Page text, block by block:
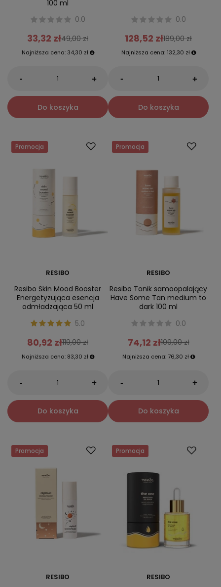
100 ml
0.0
33,32 zł49,00 zł
Najniższa cena: 34,30 zł
- +
Do koszyka
0.0
128,52 zł189,00 zł
Najniższa cena: 132,30 zł
- +
Do koszyka
Promocja
RESIBO
Resibo Skin Mood Booster
Energetyzująca esencja
odmładzająca 50 ml
5.0
80,92 zł119,00 zł
Najniższa cena: 83,30 zł
- +
Do koszyka
Promocja
RESIBO
Resibo Tonik samoopalający
Have Some Tan medium to
dark 100 ml
0.0
74,12 zł109,00 zł
Najniższa cena: 76,30 zł
- +
Do koszyka
Promocja
RESIBO
Promocja
RESIBO